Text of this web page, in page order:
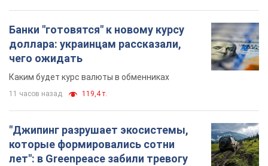
Банки "готовятся" к новому курсу
доллара: украинцам рассказали,
чего ожидать
Каким будет курс валюты в обменниках
11 часов назад 119,4 т.
"Джипинг разрушает экосистемы,
которые формировались сотни
лет": в Greenpeace забили тревогу